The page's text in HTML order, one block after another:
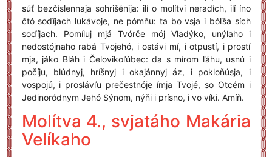
súť bezčíslennaja sohrišénija: ilí o molítvi neradích, ilí íno
čtó soďíjach lukávoje, ne pómňu: ta bo vsja i bóľša sích
soďíjach. Pomíluj mjá Tvórče mój Vladýko, unýlaho i
nedostójnaho rabá Tvojehó, i ostávi mí, i otpustí, i prostí
mja, jáko Bláh i Čelovikoľúbec: da s mírom ľáhu, usnú i
počíju, blúdnyj, hríšnyj i okajánnyj áz, i pokloňúsja, i
vospojú, i proslávľu prečestnóje ímja Tvojé, so Otcém i
Jedinoródnym Jehó Sýnom, nýňi i prísno, i vo víki. Amíň.
Molítva 4., svjatáho Makária
Velíkaho